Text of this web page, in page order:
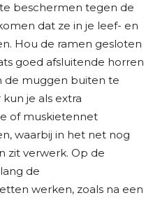
beschermen tegen de
dat ze in je leef- en
Hou de ramen gesloten
goed afsluitende horren
de muggen buiten te
je als extra
of muskietennet
waarbij in het net nog
zit verwerk. Op de
de
werken, zoals na een